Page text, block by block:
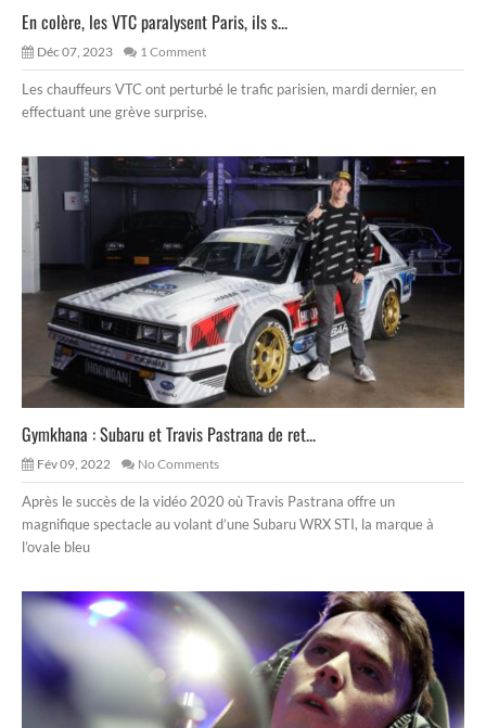
En colère, les VTC paralysent Paris, ils s...
Déc 07, 2023 1 Comment
Les chauffeurs VTC ont perturbé le trafic parisien, mardi dernier, en
effectuant une grève surprise.
Gymkhana : Subaru et Travis Pastrana de ret...
Fév 09, 2022 No Comments
Après le succès de la vidéo 2020 où Travis Pastrana offre un
magnifique spectacle au volant d’une Subaru WRX STI, la marque à
l’ovale bleu